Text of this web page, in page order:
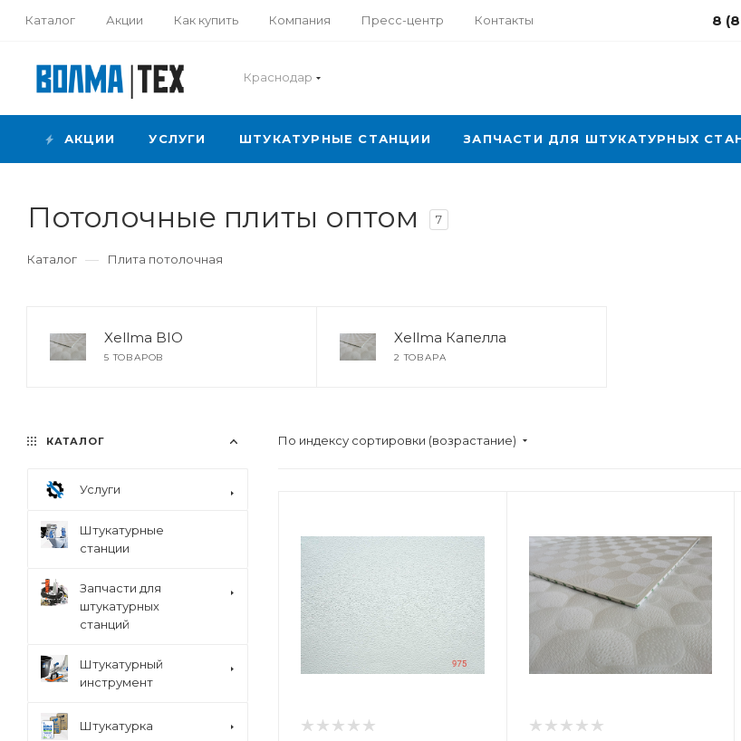
Каталог Акции Как купить Компания Пресс-центр Контакты 8
Краснодар
АКЦИИ УСЛУГИ ШТУКАТУРНЫЕ СТАНЦИИ ЗАПЧАСТИ ДЛЯ ШТУКАТУРНЫХ
Потолочные плиты оптом 7
Каталог — Плита потолочная
Xellma BIO
5 ТОВАРОВ
Xellma Капелла
2 ТОВАРА
По индексу сортировки (возрастание)
КАТАЛОГ
Услуги
Штукатурные
станции
Запчасти для
штукатурных
станций
Штукатурный
инструмент
Штукатурка